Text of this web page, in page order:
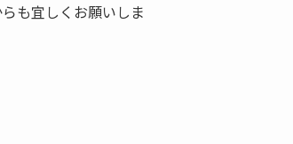
も宜しくお願いしま